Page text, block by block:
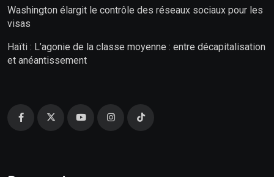
Washington élargit le contrôle des réseaux sociaux pour les
visas
Haïti : L’agonie de la classe moyenne : entre décapitalisation
et anéantissement